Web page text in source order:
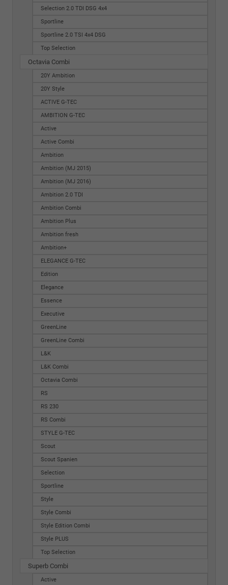
Selection 2.0 TDI DSG 4x4
Sportline
Sportline 2.0 TSI 4x4 DSG
Top Selection
Octavia Combi
20Y Ambition
20Y Style
ACTIVE G-TEC
AMBITION G-TEC
Active
Active Combi
Ambition
Ambition (MJ 2015)
Ambition (MJ 2016)
Ambition 2.0 TDI
Ambition Combi
Ambition Plus
Ambition fresh
Ambition+
ELEGANCE G-TEC
Edition
Elegance
Essence
Executive
GreenLine
GreenLine Combi
L&K
L&K Combi
Octavia Combi
RS
RS 230
RS Combi
STYLE G-TEC
Scout
Scout Spanien
Selection
Sportline
Style
Style Combi
Style Edition Combi
Style PLUS
Top Selection
Superb Combi
Active